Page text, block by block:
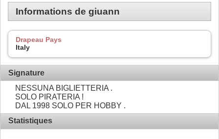
Informations de giuann
Drapeau Pays
Italy
Signature
NESSUNA BIGLIETTERIA .
SOLO PIRATERIA !
DAL 1998 SOLO PER HOBBY .
Statistiques